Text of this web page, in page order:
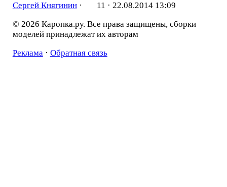
Сергей Княгинин· 11 · 22.08.2014 13:09
© 2026 Каропка.ру. Все права защищены, сборки
моделей принадлежат их авторам
Реклама · Обратная связь